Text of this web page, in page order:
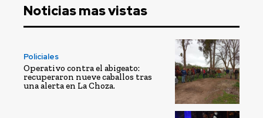
Noticias mas vistas
Policiales
Operativo contra el abigeato:
recuperaron nueve caballos tras
una alerta en La Choza.